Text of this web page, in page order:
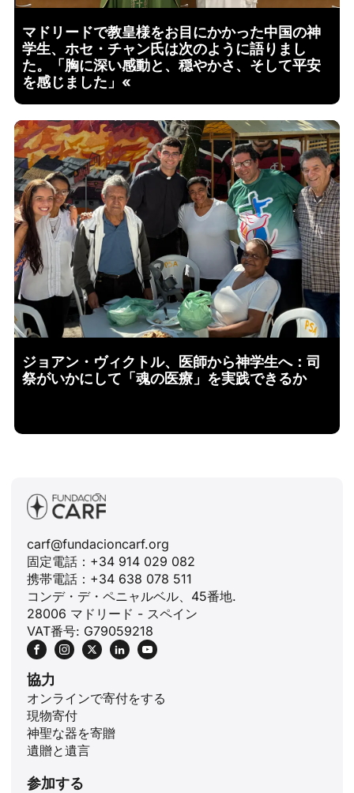
マドリードで教皇様をお目にかかった中国の神
学生、ホセ・チャン氏は次のように語りまし
た。「胸に深い感動と、穏やかさ、そして平安
を感じました」«
ジョアン・ヴィクトル、医師から神学生へ：司
祭がいかにして「魂の医療」を実践できるか
carf@fundacioncarf.org
固定電話：+34 914 029 082
携帯電話：+34 638 078 511
コンデ・デ・ペニャルベル、45番地.
28006 マドリード - スペイン
VAT番号: G79059218
協力
オンラインで寄付をする
現物寄付
神聖な器を寄贈
遺贈と遺言
参加する